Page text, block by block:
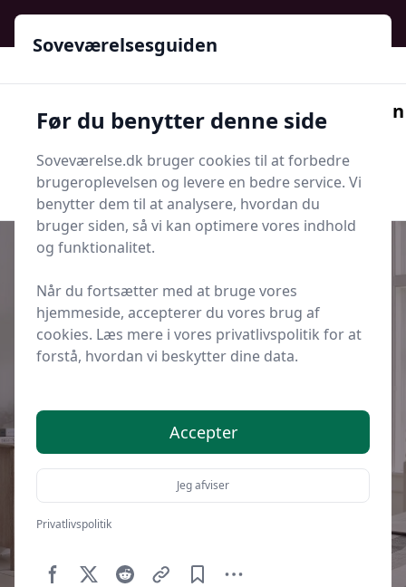
Soveværelsesguiden
Søg nu
Søg nu
Udgivet i Indretning og Hygge
7 farver til sydvendte, solrige
soveværelser
Soveværelsesguiden
Før du benytter denne side
Soveværelse.dk bruger cookies til at forbedre
brugeroplevelsen og levere en bedre service. Vi
benytter dem til at analysere, hvordan du
bruger siden, så vi kan optimere vores indhold
og funktionalitet.
Når du fortsætter med at bruge vores
hjemmeside, accepterer du vores brug af
cookies. Læs mere i vores privatlivspolitik for at
forstå, hvordan vi beskytter dine data.
Accepter
Jeg afviser
Privatlivspolitik